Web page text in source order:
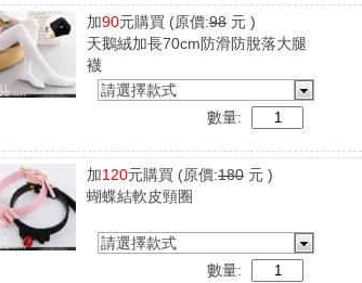
加90元購買 (原價:98 元 )
天鵝絨加長70cm防滑防脫落大腿
襪
請選擇款式
數量:
加120元購買 (原價:180 元 )
蝴蝶結軟皮頸圈
請選擇款式
數量: